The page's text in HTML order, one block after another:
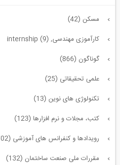
مسکن (42)
کارآموزی مهندسی, internship (9)
گوناگون (866)
علمی تحقیقاتی (25)
تکنولوژی های نوین (13)
کتب، مجلات و نرم افزارها (123)
رویدادها و کنفرانس های آموزشی (1702)
مقررات ملی صنعت ساختمان (132)